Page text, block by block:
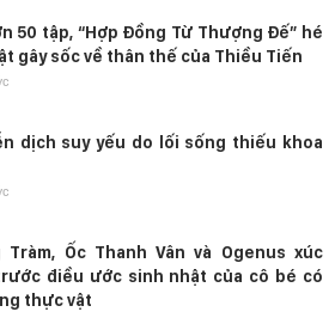
50 tập, “Hợp Đồng Từ Thượng Đế” hé
gây sốc về thân thế của Thiều Tiến
dịch suy yếu do lối sống thiếu khoa
Tràm, Ốc Thanh Vân và Ogenus xúc
điều ước sinh nhật của cô bé có
thực vật